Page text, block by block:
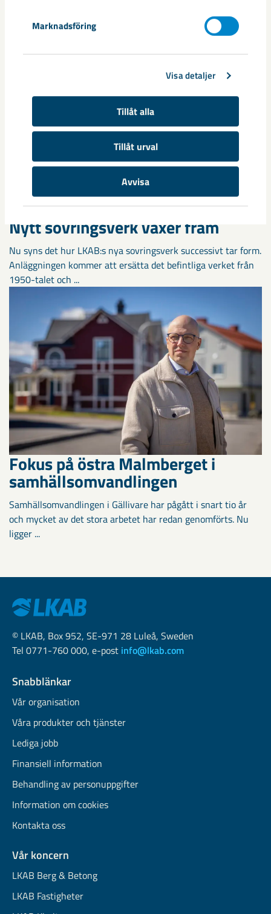
Marknadsföring
Visa detaljer
Tillåt alla
Tillåt urval
Avvisa
Så kan humanoida robotar öka
säkerheten i framtidens gruva
Utvecklingen av humanoida robotar, människoliknande
robotar med armar och ben, går snabbt. I takt med att
tekniken blir alltmer avancerad ...
Nytt sovringsverk växer fram
Nu syns det hur LKAB:s nya sovringsverk successivt tar form.
Anläggningen kommer att ersätta det befintliga verket från
1950-talet och ...
Fokus på östra Malmberget i
samhällsomvandlingen
Samhällsomvandlingen i Gällivare har pågått i snart tio år
och mycket av det stora arbetet har redan genomförts. Nu
ligger ...
© LKAB, Box 952, SE-971 28 Luleå, Sweden
Tel 0771-760 000, e-post info@lkab.com
Snabblänkar
Vår organisation
Våra produkter och tjänster
Lediga jobb
Finansiell information
Behandling av personuppgifter
Information om cookies
Kontakta oss
Vår koncern
LKAB Berg & Betong
LKAB Fastigheter